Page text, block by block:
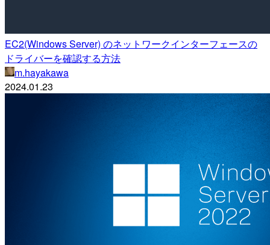
EC2(Windows Server) のネットワークインターフェースの
ドライバーを確認する方法
m.hayakawa
2024.01.23